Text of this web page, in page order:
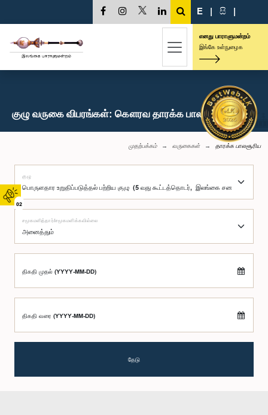
02
E | සි |
எனது பாராளுமன்றம்
இங்கே உள்நுழைக
குழு வருகை விபரங்கள்: கௌரவ தாரக்க பாலசூரிய, பா.உ.
முதற்பக்கம் வருகைகள் தாரக்க பாலசூரிய
குழு
சமூகமளித்தார்/சமூகமளிக்கவில்லை
திகதி முதல் (YYYY-MM-DD)
திகதி வரை (YYYY-MM-DD)
தேடு